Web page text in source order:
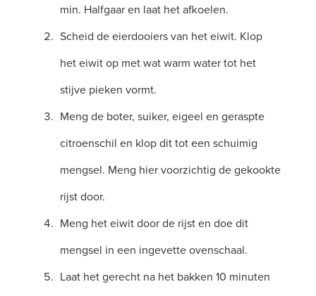
min. Halfgaar en laat het afkoelen.
Scheid de eierdooiers van het eiwit. Klop
het eiwit op met wat warm water tot het
stijve pieken vormt.
Meng de boter, suiker, eigeel en geraspte
citroenschil en klop dit tot een schuimig
mengsel. Meng hier voorzichtig de gekookte
rijst door.
Meng het eiwit door de rijst en doe dit
mengsel in een ingevette ovenschaal.
Laat het gerecht na het bakken 10 minuten